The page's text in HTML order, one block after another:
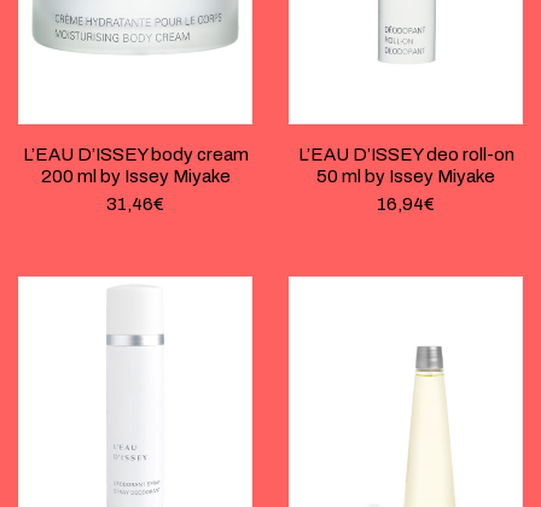
L’EAU D’ISSEY body cream
200 ml by Issey Miyake
31,46€
L’EAU D’ISSEY deo roll-on
50 ml by Issey Miyake
16,94€